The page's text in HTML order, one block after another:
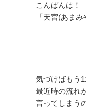
こんばんは！
「天宮(あま
気づけばもう
最近時の流れ
言ってしまう